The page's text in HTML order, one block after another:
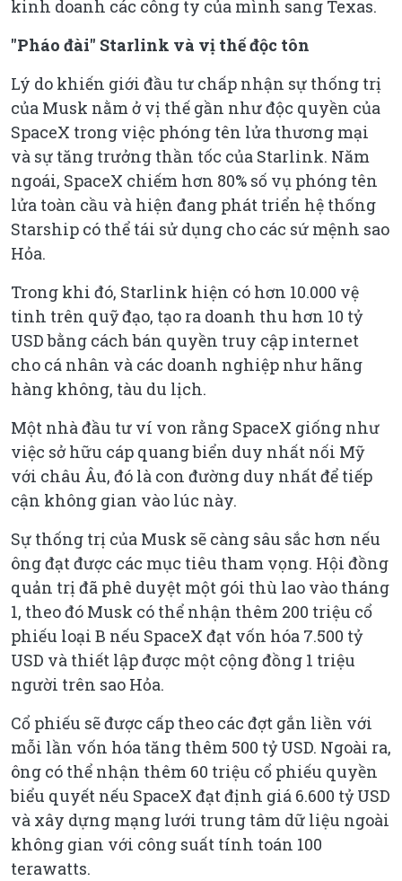
kinh doanh các công ty của mình sang Texas.
"Pháo đài" Starlink và vị thế độc tôn
Lý do khiến giới đầu tư chấp nhận sự thống trị
của Musk nằm ở vị thế gần như độc quyền của
SpaceX trong việc phóng tên lửa thương mại
và sự tăng trưởng thần tốc của Starlink. Năm
ngoái, SpaceX chiếm hơn 80% số vụ phóng tên
lửa toàn cầu và hiện đang phát triển hệ thống
Starship có thể tái sử dụng cho các sứ mệnh sao
Hỏa.
Trong khi đó, Starlink hiện có hơn 10.000 vệ
tinh trên quỹ đạo, tạo ra doanh thu hơn 10 tỷ
USD bằng cách bán quyền truy cập internet
cho cá nhân và các doanh nghiệp như hãng
hàng không, tàu du lịch.
Một nhà đầu tư ví von rằng SpaceX giống như
việc sở hữu cáp quang biển duy nhất nối Mỹ
với châu Âu, đó là con đường duy nhất để tiếp
cận không gian vào lúc này.
Sự thống trị của Musk sẽ càng sâu sắc hơn nếu
ông đạt được các mục tiêu tham vọng. Hội đồng
quản trị đã phê duyệt một gói thù lao vào tháng
1, theo đó Musk có thể nhận thêm 200 triệu cổ
phiếu loại B nếu SpaceX đạt vốn hóa 7.500 tỷ
USD và thiết lập được một cộng đồng 1 triệu
người trên sao Hỏa.
Cổ phiếu sẽ được cấp theo các đợt gắn liền với
mỗi lần vốn hóa tăng thêm 500 tỷ USD. Ngoài ra,
ông có thể nhận thêm 60 triệu cổ phiếu quyền
biểu quyết nếu SpaceX đạt định giá 6.600 tỷ USD
và xây dựng mạng lưới trung tâm dữ liệu ngoài
không gian với công suất tính toán 100
terawatts.